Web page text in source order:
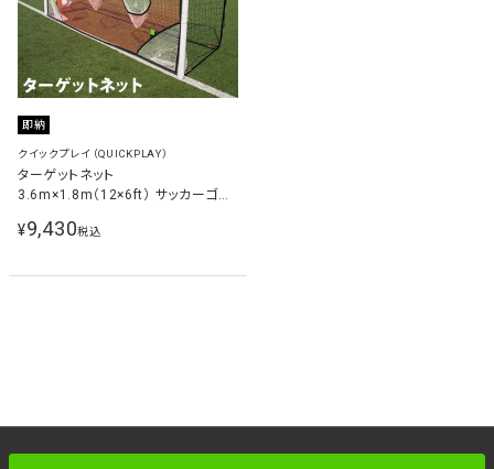
即納
クイックプレイ（QUICKPLAY）
ターゲットネット
3.6m×1.8m（12×6ft） サッカーゴー
¥9,430税込